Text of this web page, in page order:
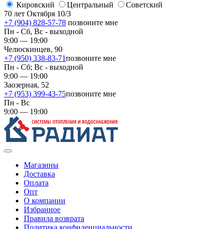
Кировский
​Центральный
​Советский
70 лет Октября 10/3
+7 (904) 828-57-78 позвоните мне
Пн - Сб, Вс - выходной
9:00 — 19:00
Челюскинцев, 90
+7 (950) 338-83-71позвоните мне
Пн - Сб; Вс - выходной
9:00 — 19:00
Заозерная, 52
+7 (953) 399-43-75позвоните мне
Пн - Вс
9:00 — 19:00
Магазины
Доставка
Оплата
Опт
О компании
Избранное
Правила возврата
Политика конфиденциальности